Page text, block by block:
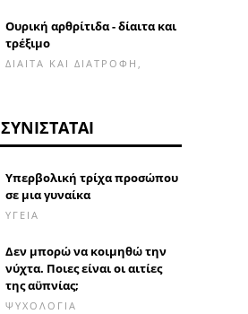
Ουρική αρθρίτιδα - δίαιτα και
τρέξιμο
ΔΊΑΙΤΑ ΚΑΙ ΔΙΑΤΡΟΦΉ,
ΣΥΝΙΣΤΆΤΑΙ
Υπερβολική τρίχα προσώπου
σε μια γυναίκα
ΥΓΕΊΑ
Δεν μπορώ να κοιμηθώ την
νύχτα. Ποιες είναι οι αιτίες
της αϋπνίας;
ΨΥΧΟΛΟΓΊΑ